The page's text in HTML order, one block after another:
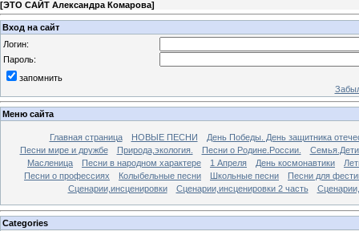
[ЭТО САЙТ Александра Комарова]
Вход на сайт
Логин:
Пароль:
запомнить
Меню сайта
Главная страница НОВЫЕ ПЕСНИ
День Победы. День защитника
Песни мире и дружбе
Природа,экология. Песни о Родине.России.
Масленица
Песни в народном характере 1 Апреля День космонавтики
Песни о профессиях
Колыбельные песни Школьные песни
Песни для
Сценарии,инсценировки
Сценарии,инсценировки 2 часть
Categories